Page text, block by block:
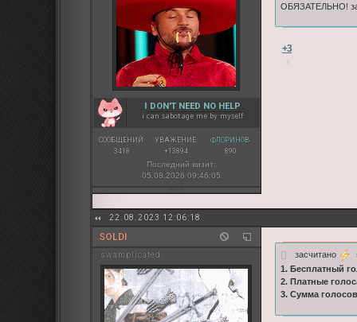
I DON'T NEED NO HELP
i can sabotage me by myself
СООБЩЕНИЙ:
3418
УВАЖЕНИЕ:
+13894
ФЛОРИНОВ:
890
Последний визит:
05.08.2026 09:46:05
ОБЯЗАТЕЛЬНО!
+3
22.08.2023 12:06:18
SOLDI
swamplicated засчитано
1. Бесплатный
2. Платные
3. Сумма